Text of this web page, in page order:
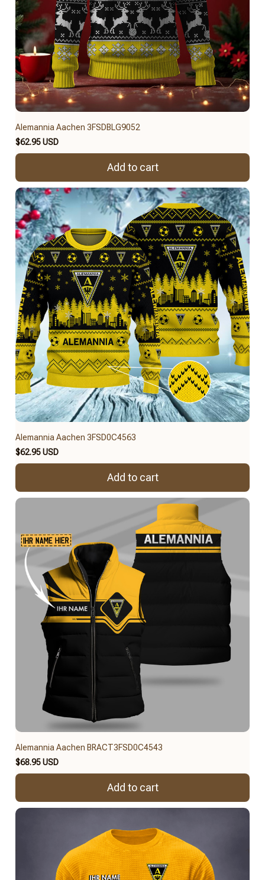
Alemannia Aachen 3FSDBLG9052
$62.95 USD
Add to cart
Alemannia Aachen 3FSD0C4563
$62.95 USD
Add to cart
Alemannia Aachen BRACT3FSD0C4543
$68.95 USD
Add to cart